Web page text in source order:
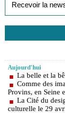
Aujourd'hui
La belle et la
Comme des
Provins, en Seine
La Cité du
culturelle le 29